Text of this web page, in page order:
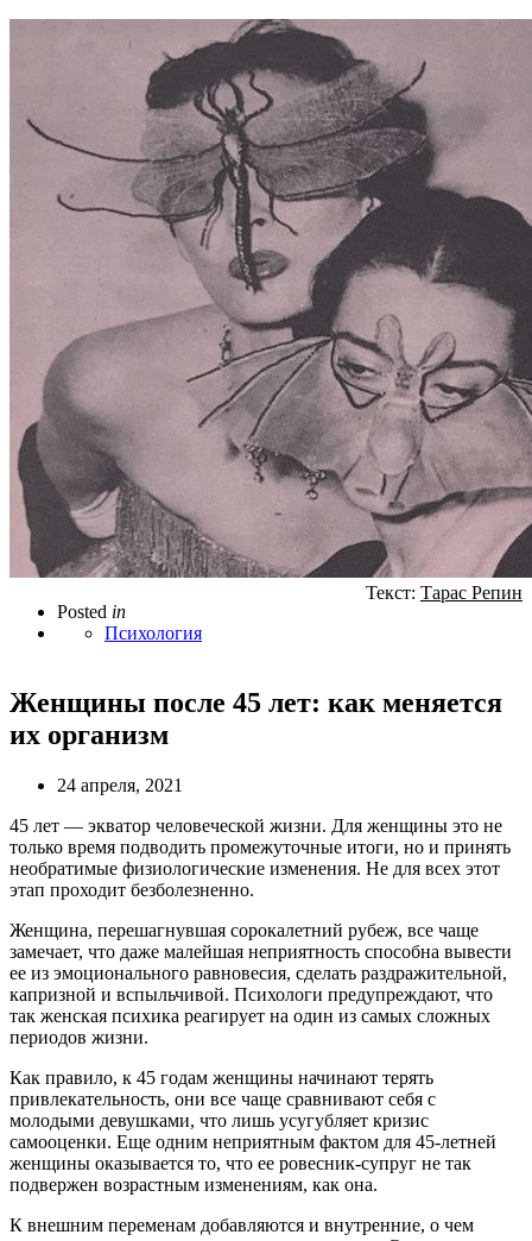
Posted in
Психология
Текст: Тарас Репин
Женщины после 45 лет: как меняется
их организм
24 апреля, 2021
45 лет — экватор человеческой жизни. Для женщины это не
только время подводить промежуточные итоги, но и принять
необратимые физиологические изменения. Не для всех этот
этап проходит безболезненно.
Женщина, перешагнувшая сорокалетний рубеж, все чаще
замечает, что даже малейшая неприятность способна вывести
ее из эмоционального равновесия, сделать раздражительной,
капризной и вспыльчивой. Психологи предупреждают, что
так женская психика реагирует на один из самых сложных
периодов жизни.
Как правило, к 45 годам женщины начинают терять
привлекательность, они все чаще сравнивают себя с
молодыми девушками, что лишь усугубляет кризис
самооценки. Еще одним неприятным фактом для 45-летней
женщины оказывается то, что ее ровесник-супруг не так
подвержен возрастным изменениям, как она.
К внешним переменам добавляются и внутренние, о чем